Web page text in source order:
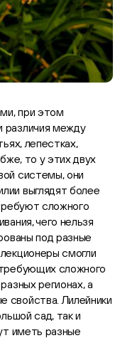
при этом
различия между
лепестках,
то у этих двух
системы, они
выглядят более
сложного
чего нельзя
под разные
смогли
сложного
регионах, а
свойства. Лилейники
сад, так и
иметь разные